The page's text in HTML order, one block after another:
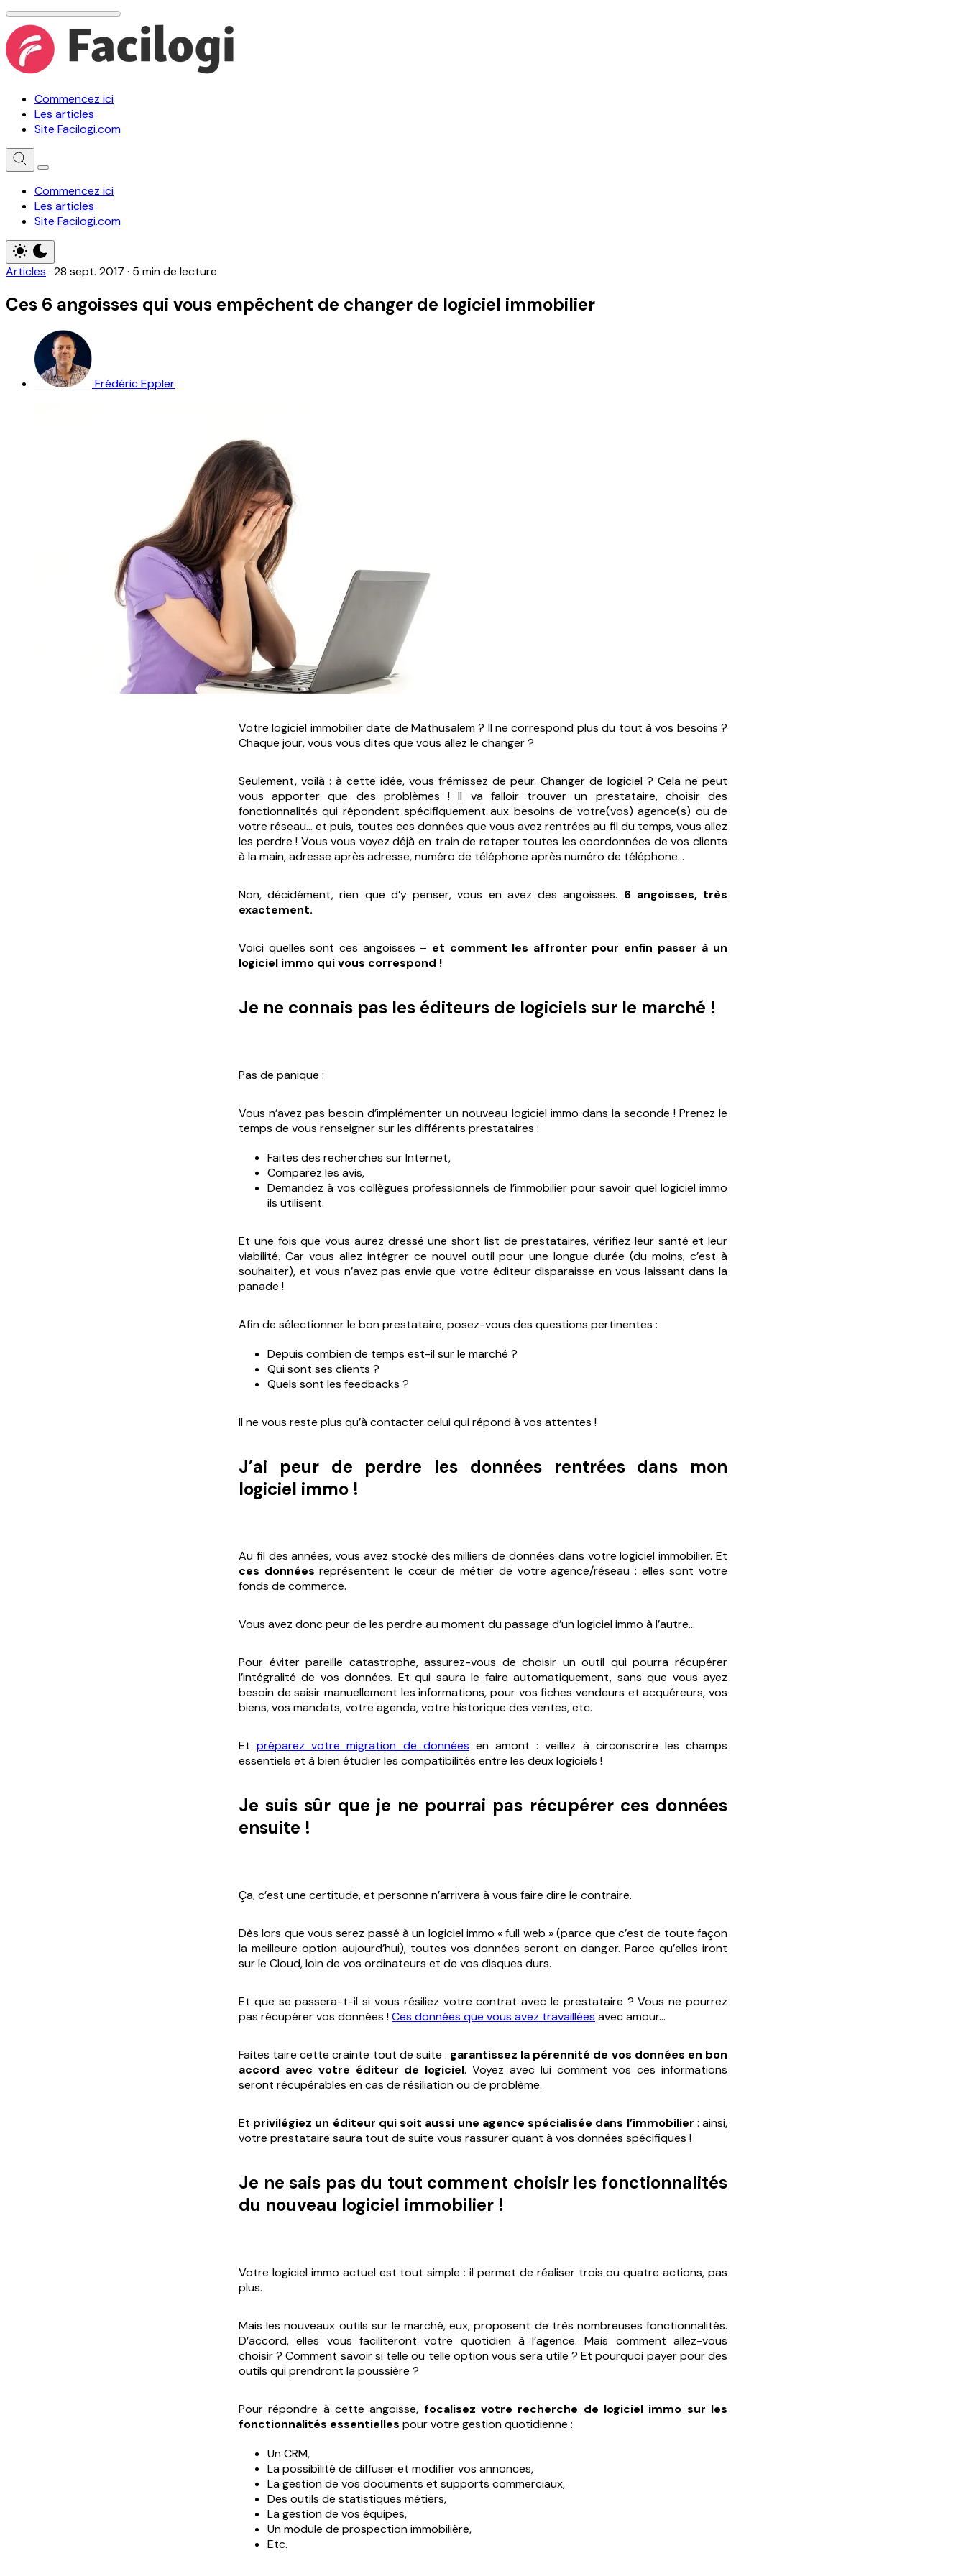
Commencez ici
Les articles
Site Facilogi.com
Commencez ici
Les articles
Site Facilogi.com
Articles · 28 sept. 2017 · 5 min de lecture
Ces 6 angoisses qui vous empêchent de changer de logiciel immobilier
Frédéric Eppler
Votre logiciel immobilier date de Mathusalem ? Il ne correspond plus du tout à vos besoins ?
Chaque jour, vous vous dites que vous allez le changer ?
Seulement, voilà : à cette idée, vous frémissez de peur. Changer de logiciel ? Cela ne peut
vous apporter que des problèmes ! Il va falloir trouver un prestataire, choisir des
fonctionnalités qui répondent spécifiquement aux besoins de votre(vos) agence(s) ou de
votre réseau… et puis, toutes ces données que vous avez rentrées au fil du temps, vous allez
les perdre ! Vous vous voyez déjà en train de retaper toutes les coordonnées de vos clients
à la main, adresse après adresse, numéro de téléphone après numéro de téléphone…
Non, décidément, rien que d’y penser, vous en avez des angoisses. 6 angoisses, très
exactement.
Voici quelles sont ces angoisses – et comment les affronter pour enfin passer à un
logiciel immo qui vous correspond !
Je ne connais pas les éditeurs de logiciels sur le marché !
Pas de panique :
Vous n’avez pas besoin d’implémenter un nouveau logiciel immo dans la seconde ! Prenez le
temps de vous renseigner sur les différents prestataires :
Faites des recherches sur Internet,
Comparez les avis,
Demandez à vos collègues professionnels de l’immobilier pour savoir quel logiciel immo
ils utilisent.
Et une fois que vous aurez dressé une short list de prestataires, vérifiez leur santé et leur
viabilité. Car vous allez intégrer ce nouvel outil pour une longue durée (du moins, c’est à
souhaiter), et vous n’avez pas envie que votre éditeur disparaisse en vous laissant dans la
panade !
Afin de sélectionner le bon prestataire, posez-vous des questions pertinentes :
Depuis combien de temps est-il sur le marché ?
Qui sont ses clients ?
Quels sont les feedbacks ?
Il ne vous reste plus qu’à contacter celui qui répond à vos attentes !
J’ai peur de perdre les données rentrées dans mon
logiciel immo !
Au fil des années, vous avez stocké des milliers de données dans votre logiciel immobilier. Et
ces données représentent le cœur de métier de votre agence/réseau : elles sont votre
fonds de commerce.
Vous avez donc peur de les perdre au moment du passage d’un logiciel immo à l’autre…
Pour éviter pareille catastrophe, assurez-vous de choisir un outil qui pourra récupérer
l’intégralité de vos données. Et qui saura le faire automatiquement, sans que vous ayez
besoin de saisir manuellement les informations, pour vos fiches vendeurs et acquéreurs, vos
biens, vos mandats, votre agenda, votre historique des ventes, etc.
Etpréparez votre migration de données en amont : veillez à circonscrire les champs
essentiels et à bien étudier les compatibilités entre les deux logiciels !
Je suis sûr que je ne pourrai pas récupérer ces données
ensuite !
Ça, c’est une certitude, et personne n’arrivera à vous faire dire le contraire.
Dès lors que vous serez passé à un logiciel immo « full web » (parce que c’est de toute façon
la meilleure option aujourd’hui), toutes vos données seront en danger. Parce qu’elles iront
sur le Cloud, loin de vos ordinateurs et de vos disques durs.
Et que se passera-t-il si vous résiliez votre contrat avec le prestataire ? Vous ne pourrez
pas récupérer vos données !Ces données que vous avez travaillées avec amour…
Faites taire cette crainte tout de suite : garantissez la pérennité de vos données en bon
accord avec votre éditeur de logiciel. Voyez avec lui comment vos ces informations
seront récupérables en cas de résiliation ou de problème.
Et privilégiez un éditeur qui soit aussi une agence spécialisée dans l’immobilier : ainsi,
votre prestataire saura tout de suite vous rassurer quant à vos données spécifiques !
Je ne sais pas du tout comment choisir les fonctionnalités
du nouveau logiciel immobilier !
Votre logiciel immo actuel est tout simple : il permet de réaliser trois ou quatre actions, pas
plus.
Mais les nouveaux outils sur le marché, eux, proposent de très nombreuses fonctionnalités.
D’accord, elles vous faciliteront votre quotidien à l’agence. Mais comment allez-vous
choisir ? Comment savoir si telle ou telle option vous sera utile ? Et pourquoi payer pour des
outils qui prendront la poussière ?
Pour répondre à cette angoisse, focalisez votre recherche de logiciel immo sur les
fonctionnalités essentielles pour votre gestion quotidienne :
Un CRM,
La possibilité de diffuser et modifier vos annonces,
La gestion de vos documents et supports commerciaux,
Des outils de statistiques métiers,
La gestion de vos équipes,
Un module de prospection immobilière,
Etc.